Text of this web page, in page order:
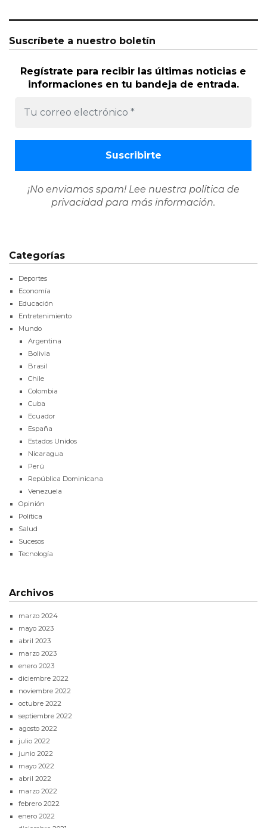
Suscríbete a nuestro boletín
Regístrate para recibir las últimas noticias e
informaciones en tu bandeja de entrada.
¡No enviamos spam! Lee nuestra política de
privacidad para más información.
Categorías
Deportes
Economía
Educación
Entretenimiento
Mundo
Argentina
Bolivia
Brasil
Chile
Colombia
Cuba
Ecuador
España
Estados Unidos
Nicaragua
Perú
República Dominicana
Venezuela
Opinión
Política
Salud
Sucesos
Tecnología
Archivos
marzo 2024
mayo 2023
abril 2023
marzo 2023
enero 2023
diciembre 2022
noviembre 2022
octubre 2022
septiembre 2022
agosto 2022
julio 2022
junio 2022
mayo 2022
abril 2022
marzo 2022
febrero 2022
enero 2022